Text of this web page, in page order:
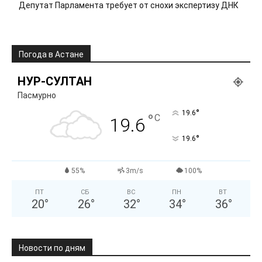
Депутат Парламента требует от снохи экспертизу ДНК
Погода в Астане
НУР-СУЛТАН
Пасмурно
19.6 °C 19.6°
19.6°
55% 3m/s 100%
ПТ
20°
СБ
26°
ВС
32°
ПН
34°
ВТ
36°
Новости по дням